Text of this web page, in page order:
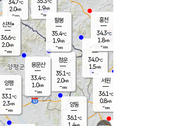
34.7℃
2.0m/s
-mm
℃
1.9m/s
-mm
청운
35.1℃
2.0m/s
-mm
팔봉
35.4℃
1.9m/s
-mm
양동
36.1℃
m/s
신천*
36.6℃
2.0m/s
-mm
시동
34.0℃
1.5m/s
- mm
서원
36.1℃
0.8m/s
-mm
용문산
33.4℃
1.0m/s
-mm
홍천
34.3℃
1.8m/s
-mm
양평
33.1℃
2.3m/s
-mm